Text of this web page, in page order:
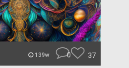
139w 0 37